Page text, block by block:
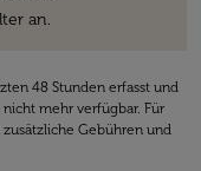
an.
48 Stunden erfasst und
mehr verfügbar. Für
Gebühren und